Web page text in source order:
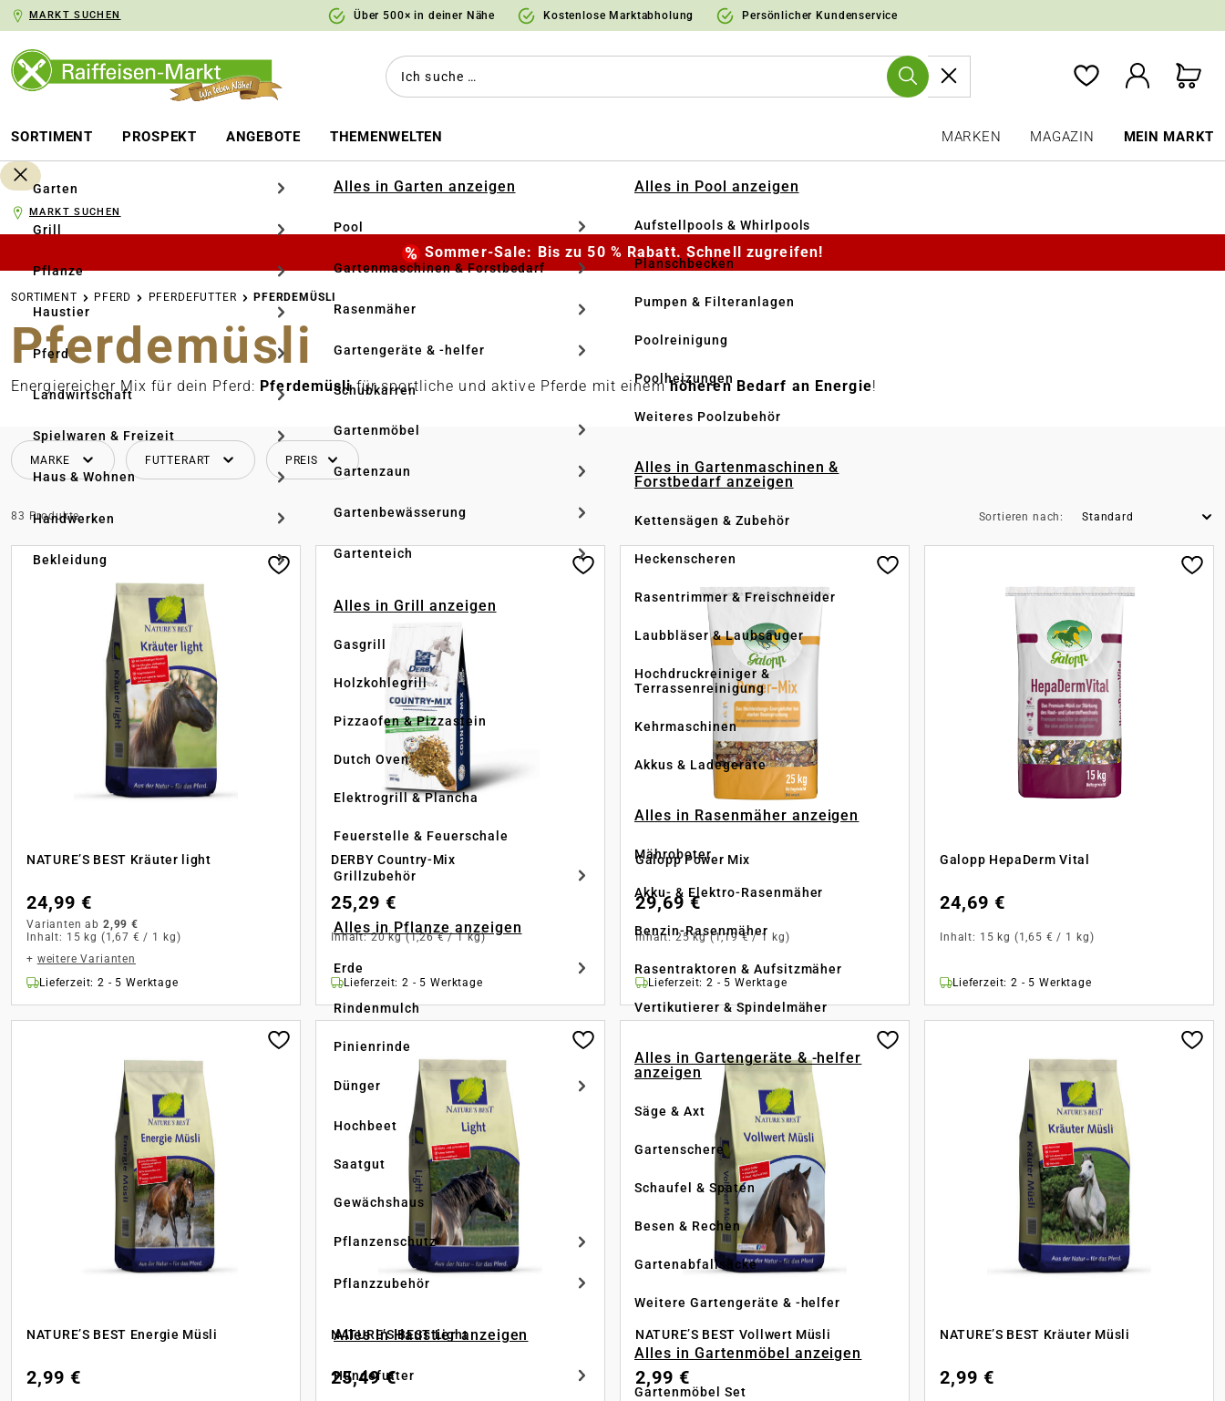
Zur Hauptnavigation springen
MARKT SUCHEN Über 500× in deiner Nähe Kostenlose Marktabholung Persönlicher Kundenservice
SORTIMENT PROSPEKT ANGEBOTE THEMENWELTEN MARKEN MAGAZIN MEIN MARKT
Garten
Grill
Pflanze
Haustier
Pferd
Landwirtschaft
Spielwaren & Freizeit
Haus & Wohnen
Handwerken
Bekleidung
Alles in Garten anzeigen
Pool
Gartenmaschinen & Forstbedarf
Rasenmäher
Gartengeräte & -helfer
Schubkarren
Gartenmöbel
Gartenzaun
Gartenbewässerung
Gartenteich
Alles in Grill anzeigen
Gasgrill
Holzkohlegrill
Pizzaofen & Pizzastein
Dutch Oven
Elektrogrill & Plancha
Feuerstelle & Feuerschale
Grillzubehör
Alles in Pflanze anzeigen
Erde
Rindenmulch
Pinienrinde
Dünger
Hochbeet
Saatgut
Gewächshaus
Pflanzenschutz
Pflanzzubehör
Alles in Haustier anzeigen
Hundefutter
Alles in Pool anzeigen
Aufstellpools & Whirlpools
Planschbecken
Pumpen & Filteranlagen
Poolreinigung
Poolheizungen
Weiteres Poolzubehör
Alles in Gartenmaschinen &
Forstbedarf anzeigen
Kettensägen & Zubehör
Heckenscheren
Rasentrimmer & Freischneider
Laubbläser & Laubsauger
Hochdruckreiniger &
Terrassenreinigung
Kehrmaschinen
Akkus & Ladegeräte
Alles in Rasenmäher anzeigen
Mähroboter
Akku- & Elektro-Rasenmäher
Benzin-Rasenmäher
Rasentraktoren & Aufsitzmäher
Vertikutierer & Spindelmäher
Alles in Gartengeräte & -helfer
anzeigen
Säge & Axt
Gartenschere
Schaufel & Spaten
Besen & Rechen
Gartenabfallsäcke
Weitere Gartengeräte & -helfer
Alles in Gartenmöbel anzeigen
Gartenmöbel Set
MARKT SUCHEN
Sommer-Sale: Bis zu 50 % Rabatt. Schnell zugreifen!
SORTIMENT PFERD PFERDEFUTTER PFERDEMÜSLI
Pferdemüsli
Energiereicher Mix für dein Pferd: Pferdemüslifür sportliche und aktive Pferde mit einemhöheren Bedarf an Energie!
MARKE FUTTERART PREIS
83 Produkte Sortieren nach:
NATURE’S BEST Kräuter light
24,99 €
Varianten ab 2,99 €
Inhalt: 15 kg (1,67 € / 1 kg)
+ weitere Varianten
Lieferzeit: 2 - 5 Werktage
DERBY Country-Mix
25,29 €
Inhalt:20 kg(1,26 € / 1 kg)
Lieferzeit: 2 - 5 Werktage
Galopp Power Mix
29,69 €
Inhalt:25 kg(1,19 € / 1 kg)
Lieferzeit: 2 - 5 Werktage
Galopp HepaDerm Vital
24,69 €
Inhalt: 15 kg (1,65 € / 1 kg)
Lieferzeit: 2 - 5 Werktage
NATURE’S BEST Energie Müsli
2,99 €
NATURE’S BEST Light
25,49 €
NATURE’S BEST Vollwert Müsli
2,99 €
NATURE’S BEST Kräuter Müsli
2,99 €